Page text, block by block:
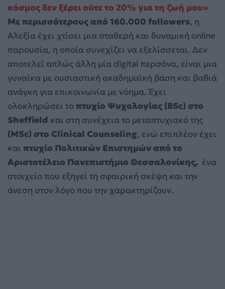
κόσμος δεν ξέρει ούτε το 20% για τη ζωή μου»
Με περισσότερους από 160.000 followers, η
Αλεξία έχει χτίσει μια σταθερή και δυναμική online
παρουσία, η οποία συνεχίζει να εξελίσσεται. Δεν
αποτελεί απλώς άλλη μία digital περσόνα, είναι μια
γυναίκα με ουσιαστική ακαδημαϊκή βάση και βαθιά
ανάγκη για επικοινωνία με νόημα. Έχει
ολοκληρώσει τοπτυχίο Ψυχολογίας (BSc) στο
Sheffield και στη συνέχεια το μεταπτυχιακό της
(MSc) στο Clinical Counseling, ενώ επιπλέον έχει
και πτυχίο Πολιτικών Επιστημών από το
Αριστοτέλειο Πανεπιστήμιο Θεσσαλονίκης, ένα
στοιχείο που εξηγεί τη σφαιρική σκέψη και την
άνεση στον λόγο που την χαρακτηρίζουν.